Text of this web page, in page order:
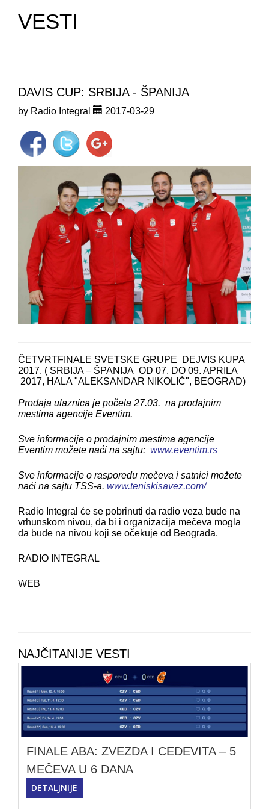
VESTI
DAVIS CUP: SRBIJA - ŠPANIJA
by Radio Integral 2017-03-29
ČETVRTFINALE SVETSKE GRUPE DEJVIS KUPA
2017. ( SRBIJA – ŠPANIJA OD 07. DO 09. APRILA
2017, HALA "ALEKSANDAR NIKOLIĆ", BEOGRAD)
Prodaja ulaznica je počela 27.03. na prodajnim
mestima agencije Eventim.
Sve informacije o prodajnim mestima agencije
Eventim možete naći na sajtu: www.eventim.rs
Sve informacije o rasporedu mečeva i satnici možete
naći na sajtu TSS-a. www.teniskisavez.com/
Radio Integral će se pobrinuti da radio veza bude na
vrhunskom nivou, da bi i organizacija mečeva mogla
da bude na nivou koji se očekuje od Beograda.
RADIO INTEGRAL
WEB
NAJČITANIJE VESTI
FINALE ABA: ZVEZDA I CEDEVITA – 5
MEČEVA U 6 DANA
DETALJNIJE